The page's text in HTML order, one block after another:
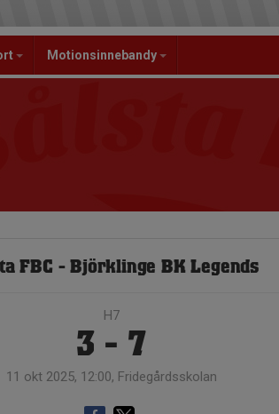
Motionsinnebandy
FBC - Björklinge BK Legends
H7
3 - 7
11 okt 2025, 12:00, Fridegårdsskolan